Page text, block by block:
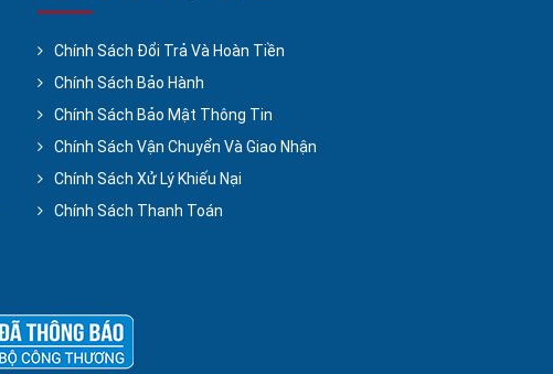
Chính Sách Đổi Trả Và Hoàn Tiền
Chính Sách Bảo Hành
Chính Sách Bảo Mật Thông Tin
Chính Sách Vận Chuyển Và Giao Nhận
Chính Sách Xử Lý Khiếu Nại
Chính Sách Thanh Toán